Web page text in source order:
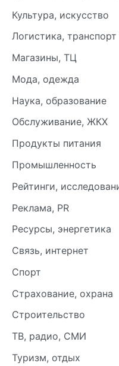
Культура, искусство
Логистика, транспорт
Магазины, ТЦ
Мода, одежда
Наука, образование
Обслуживание, ЖКХ
Продукты питания
Промышленность
Рейтинги,
Реклама, PR
Ресурсы, энергетика
Связь, интернет
Спорт
Страхование, охрана
Строительство
ТВ, радио, СМИ
Туризм, отдых